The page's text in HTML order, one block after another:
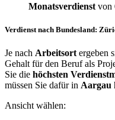
Monatsverdienst von
Verdienst nach Bundesland:
Je nach Arbeitsort ergeben
Gehalt für den Beruf als
Sie die höchsten
müssen Sie dafür in Aargau
Ansicht wählen: